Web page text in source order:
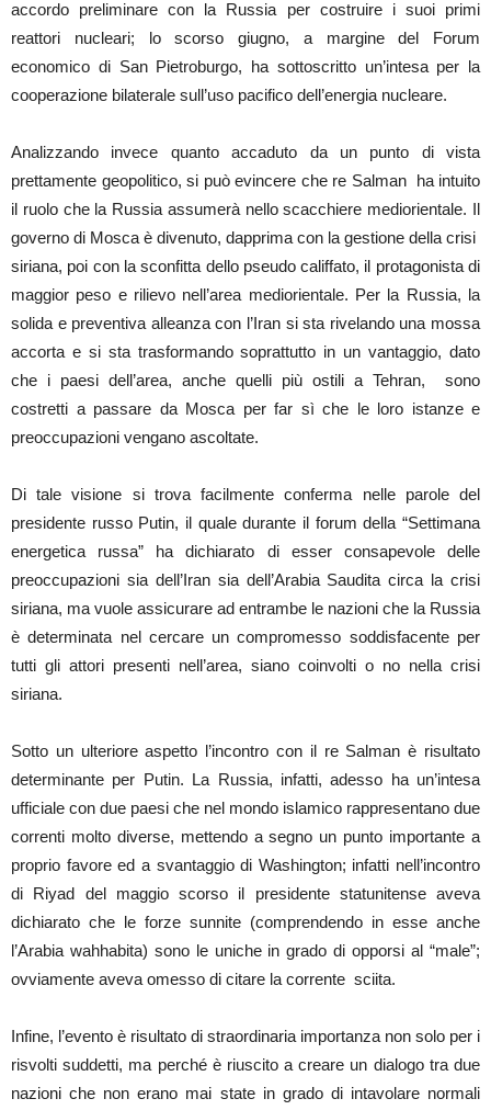
accordo preliminare con la Russia per costruire i suoi primi
reattori nucleari; lo scorso giugno, a margine del Forum
economico di San Pietroburgo, ha sottoscritto un’intesa per la
cooperazione bilaterale sull’uso pacifico dell’energia nucleare.
Analizzando invece quanto accaduto da un punto di vista
prettamente geopolitico, si può evincere che re Salman ha intuito
il ruolo che la Russia assumerà nello scacchiere mediorientale. Il
governo di Mosca è divenuto, dapprima con la gestione della crisi
siriana, poi con la sconfitta dello pseudo califfato, il protagonista di
maggior peso e rilievo nell’area mediorientale. Per la Russia, la
solida e preventiva alleanza con l’Iran si sta rivelando una mossa
accorta e si sta trasformando soprattutto in un vantaggio, dato
che i paesi dell’area, anche quelli più ostili a Tehran, sono
costretti a passare da Mosca per far sì che le loro istanze e
preoccupazioni vengano ascoltate.
Di tale visione si trova facilmente conferma nelle parole del
presidente russo Putin, il quale durante il forum della “Settimana
energetica russa” ha dichiarato di esser consapevole delle
preoccupazioni sia dell’Iran sia dell’Arabia Saudita circa la crisi
siriana, ma vuole assicurare ad entrambe le nazioni che la Russia
è determinata nel cercare un compromesso soddisfacente per
tutti gli attori presenti nell’area, siano coinvolti o no nella crisi
siriana.
Sotto un ulteriore aspetto l’incontro con il re Salman è risultato
determinante per Putin. La Russia, infatti, adesso ha un’intesa
ufficiale con due paesi che nel mondo islamico rappresentano due
correnti molto diverse, mettendo a segno un punto importante a
proprio favore ed a svantaggio di Washington; infatti nell’incontro
di Riyad del maggio scorso il presidente statunitense aveva
dichiarato che le forze sunnite (comprendendo in esse anche
l’Arabia wahhabita) sono le uniche in grado di opporsi al “male”;
ovviamente aveva omesso di citare la corrente sciita.
Infine, l’evento è risultato di straordinaria importanza non solo per i
risvolti suddetti, ma perché è riuscito a creare un dialogo tra due
nazioni che non erano mai state in grado di intavolare normali